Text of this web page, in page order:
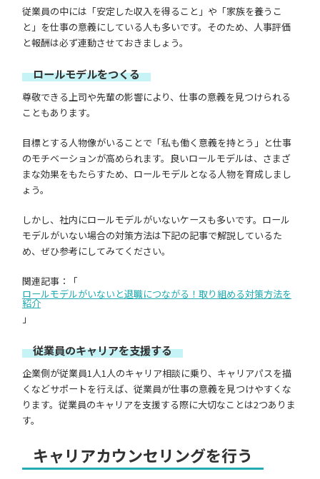
従業員の中には「安定した収入を得ること」や「家族を養うこ
と」を仕事の意義にしている人も多いです。そのため、人事評価
と報酬は必ず連動させておきましょう。
ロールモデルをつくる
尊敬できる上司や先輩の影響により、仕事の意義を見つけられる
こともあります。
目標とする人物像がいることで「私も働く意義を持とう」と仕事
のモチベーションが高められます。良いロールモデルは、さまざ
まな効果をもたらすため、ロールモデルとなる人物を育成しまし
ょう。
しかし、社内にロールモデルがいないケースも多いです。ロール
モデルがいない場合の対策方法は下記の記事で解説しているた
め、ぜひ参考にしてみてください。
関連記事：「
ロールモデルがいないと退職につながる！取り組める対策方法を
紹介
」
従業員のキャリアを支援する
企業側が従業員1人1人のキャリア相談に乗り、キャリアパスを描
くなどサポートを行えば、従業員が仕事の意義を見つけやすくな
ります。従業員のキャリアを支援する際に大切なことは2つありま
す。
キャリアカウンセリングを行う